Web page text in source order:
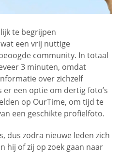
te begrijpen
een vrij nuttige
community. In totaal
3 minuten, omdat
over zichzelf
er een optie om dertig foto’s
op OurTime, om tijd te
een geschikte profielfoto.
dus zodra nieuwe leden zich
hij of zij op zoek gaan naar